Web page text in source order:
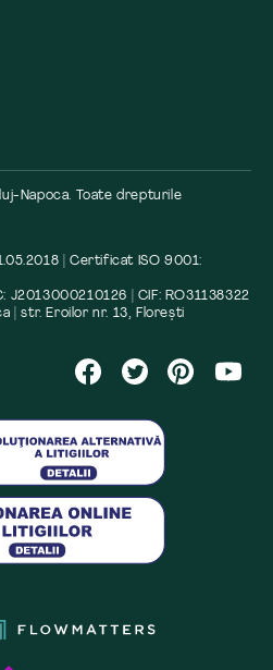
Napoca. Toate drepturile
| Certificat ISO 9001:
J2013000210126 | CIF: RO31138322
| str. Eroilor nr. 13, Florești